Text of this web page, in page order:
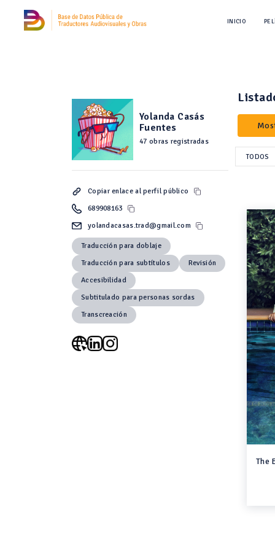
INICIO
Yolanda Casás
Fuentes
47 obras registradas
Copiar enlace al perfil público
689908163
yolandacasas.trad@gmail.com
Traducción para doblaje
Traducción para subtítulos
Revisión
Accesibilidad
Subtitulado para personas sordas
Transcreación
TODOS
The